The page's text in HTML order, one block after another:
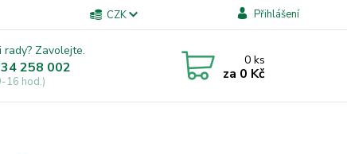
CZK Přihlášení
rady? Zavolejte.
258 002
16 hod.)
0ks
za 0 Kč